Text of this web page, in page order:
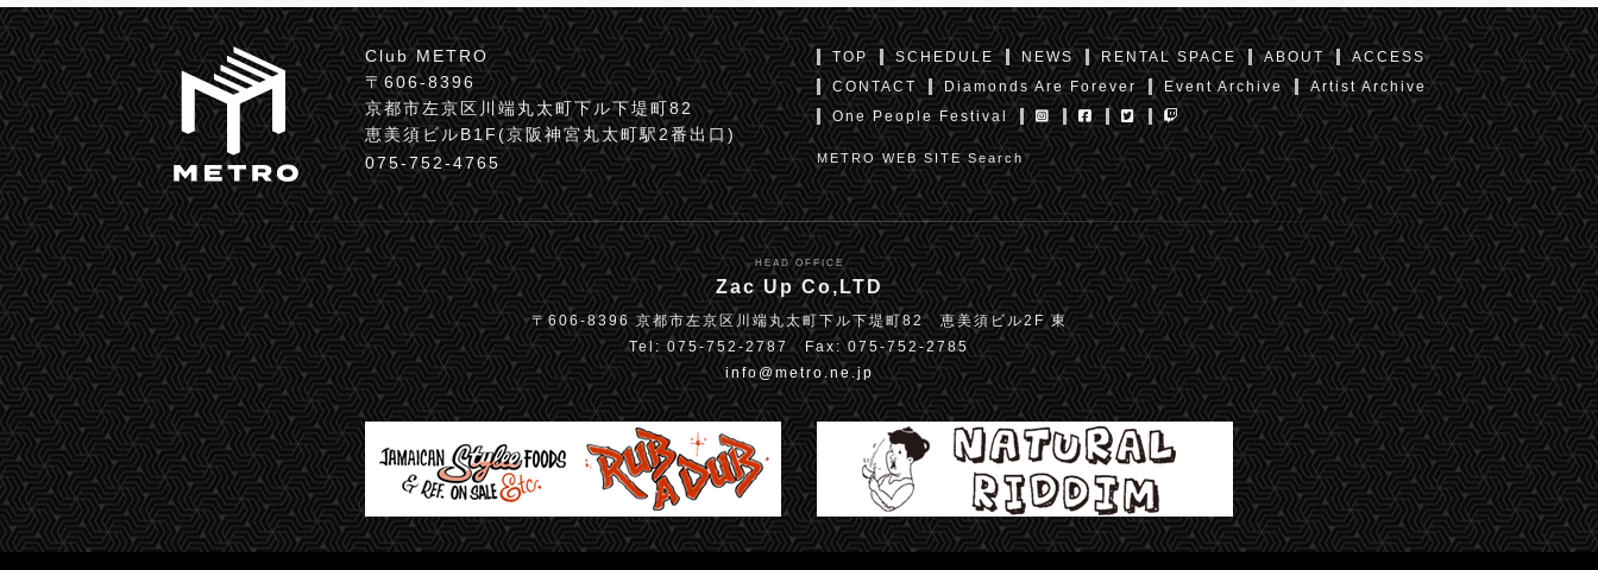
Club METRO
〒606-8396
京都市左京区川端丸太町下ル下堤町82
恵美須ビルB1F(京阪神宮丸太町駅2番出口)
075-752-4765
TOP SCHEDULE NEWS RENTAL SPACE ABOUT
ACCESS
CONTACT
Diamonds Are Forever Event Archive
Artist Archive
One People Festival
METRO WEB SITE Search
HEAD OFFICE
Zac Up Co,LTD
〒606-8396 京都市左京区川端丸太町下ル下堤町82 恵美須ビル2F 東
Tel: 075-752-2787 Fax: 075-752-2785
info@metro.ne.jp